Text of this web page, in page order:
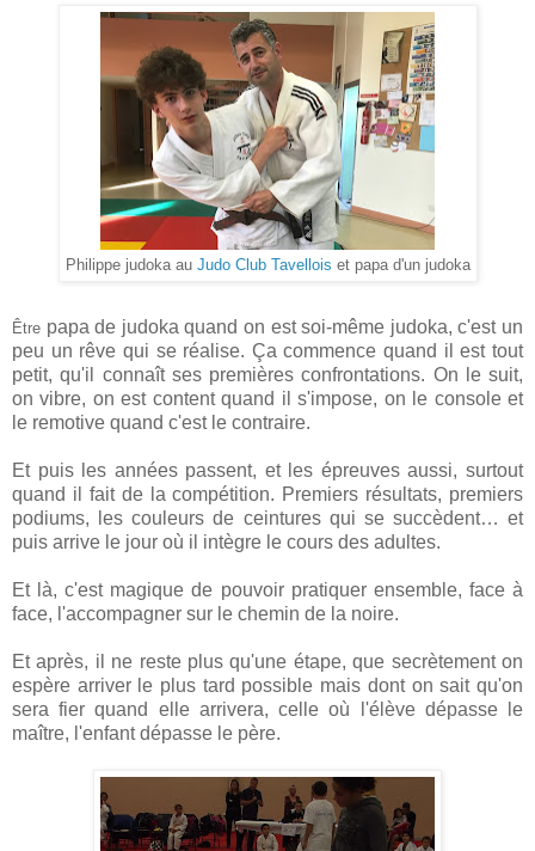
Philippe judoka au Judo Club Tavellois et papa d'un judoka
Être papa de judoka quand on est soi-même judoka, c'est un
peu un rêve qui se réalise. Ça commence quand il est tout
petit, qu'il connaît ses premières confrontations. On le suit,
on vibre, on est content quand il s'impose, on le console et
le remotive quand c'est le contraire.
Et puis les années passent, et les épreuves aussi, surtout
quand il fait de la compétition. Premiers résultats, premiers
podiums, les couleurs de ceintures qui se succèdent… et
puis arrive le jour où il intègre le cours des adultes.
Et là, c'est magique de pouvoir pratiquer ensemble, face à
face, l'accompagner sur le chemin de la noire.
Et après, il ne reste plus qu'une étape, que secrètement on
espère arriver le plus tard possible mais dont on sait qu'on
sera fier quand elle arrivera, celle où l'élève dépasse le
maître, l'enfant dépasse le père.